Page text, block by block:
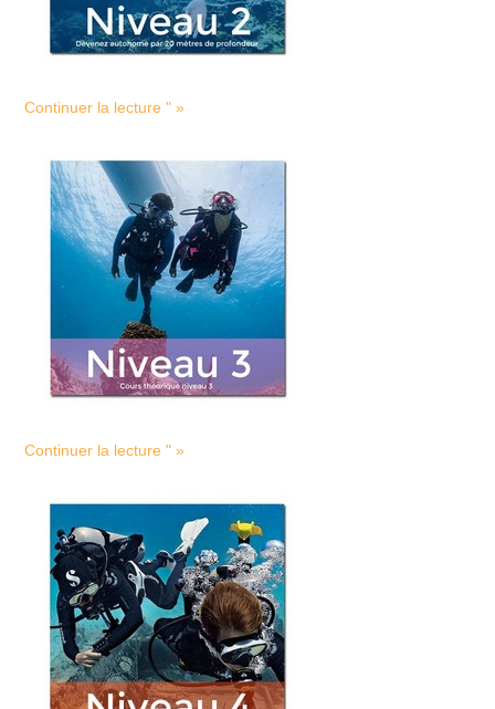
Continuer la lecture " »
Continuer la lecture " »